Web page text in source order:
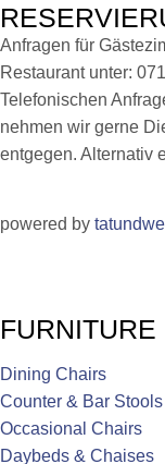
Anfragen für
Restaurant unter:
Telefonischen
nehmen wir gerne
entgegen. Alternativ
powered by
FURNITURE
Dining Chairs
Counter & Bar Stools
Occasional Chairs
Daybeds & Chaises